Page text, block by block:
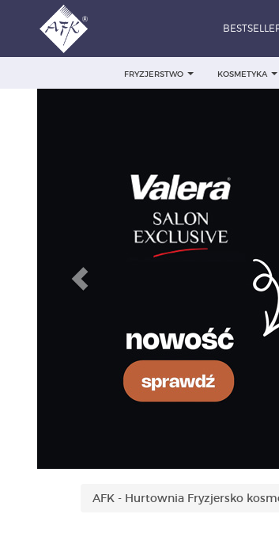
FRYZJERSTWO KOSMETYKA
AFK - Hurtownia Fryzjersko